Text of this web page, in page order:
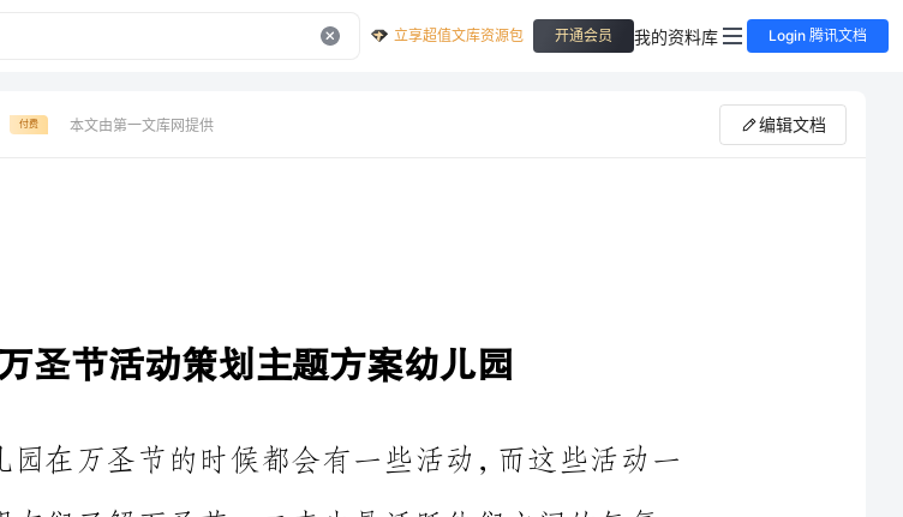
立享超值文库资源包 开通会员 我的资料库 Login 腾讯文档
付费 本文由第一文库网提供 编辑文档
很多幼儿园在万圣节的时候都会有一些活动，而这些活动一
下面就是给大家带来的万圣节活动策划主题方案幼儿园，欢迎大